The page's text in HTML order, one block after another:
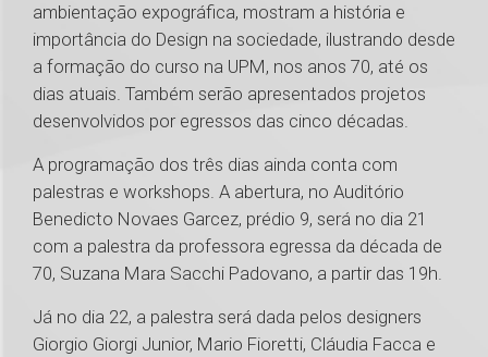
ambientação expográfica, mostram a história e
importância do Design na sociedade, ilustrando desde
a formação do curso na UPM, nos anos 70, até os
dias atuais. Também serão apresentados projetos
desenvolvidos por egressos das cinco décadas.
A programação dos três dias ainda conta com
palestras e workshops. A abertura, no Auditório
Benedicto Novaes Garcez, prédio 9, será no dia 21
com a palestra da professora egressa da década de
70, Suzana Mara Sacchi Padovano, a partir das 19h.
Já no dia 22, a palestra será dada pelos designers
Giorgio Giorgi Junior, Mario Fioretti, Cláudia Facca e